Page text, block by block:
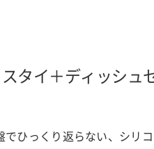
タイ＋ディッシュ
でひっくり返らない、シリ